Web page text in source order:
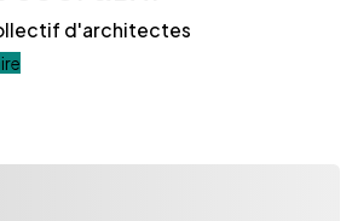
d'architectes